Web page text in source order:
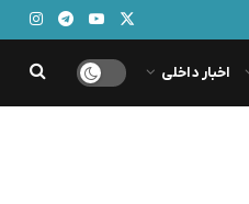
اخبار داخلی